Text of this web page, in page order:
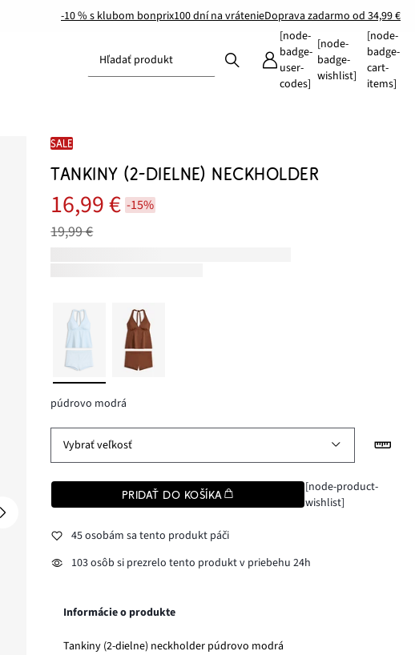
-10 % s klubom bonprix100 dní na vrátenieDoprava zadarmo od 34,99 €
Hľadať produkt
[node-
badge-
user-
codes]
[node-
badge-
wishlist]
[node-
badge-
cart-
items]
SALE
TANKINY (2-DIELNE) NECKHOLDER
16,99 € -15%
19,99 €
púdrovo modrá
Vybrať veľkosť
PRIDAŤ DO KOŠÍKA
[node-product-
wishlist]
45 osobám sa tento produkt páči
103 osôb si prezrelo tento produkt v priebehu 24h
Informácie o produkte
Tankiny (2-dielne) neckholder púdrovo modrá